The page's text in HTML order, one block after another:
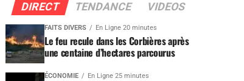
DIRECT TENDANCE VIDEOS
FAITS DIVERS En Ligne 20 minutes
Le feu recule dans les Corbières après
une centaine d’hectares parcourus
ÉCONOMIE En Ligne 25 minutes